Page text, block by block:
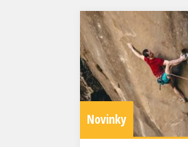
Novinky